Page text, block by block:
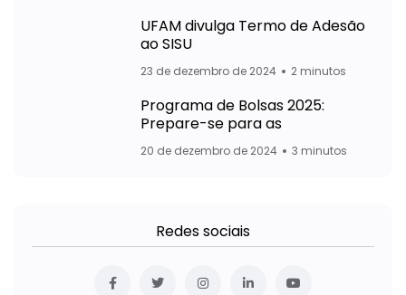
UFAM divulga Termo de Adesão
ao SISU
23 de dezembro de 2024 2 minutos
Programa de Bolsas 2025:
Prepare-se para as
20 de dezembro de 2024 3 minutos
Redes sociais